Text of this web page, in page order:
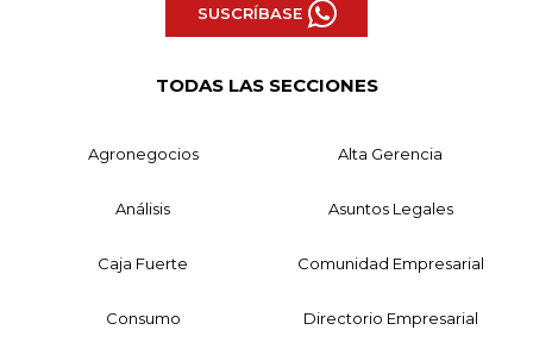
SUSCRÍBASE
TODAS LAS SECCIONES
Agronegocios Alta Gerencia
Análisis Asuntos Legales
Caja Fuerte Comunidad Empresarial
Consumo Directorio Empresarial